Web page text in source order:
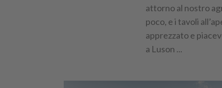
attorno al nostro
poco, e i tavoli
apprezzato e
a Luson ...